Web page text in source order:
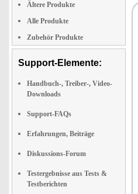
Ältere Produkte
Alle Produkte
Zubehör Produkte
Support-Elemente:
Handbuch-, Treiber-, Video-
Downloads
Support-FAQs
Erfahrungen, Beiträge
Diskussions-Forum
Testergebnisse aus Tests &
Testberichten